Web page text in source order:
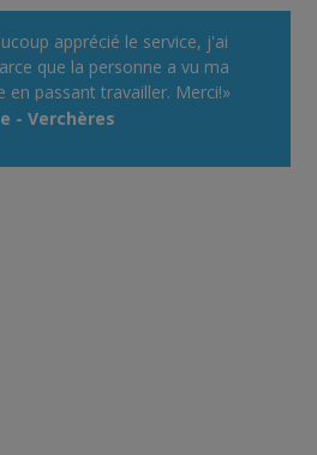
apprécié le service, j'ai
que la personne a vu ma
en passant travailler. Merci!»
- Verchères